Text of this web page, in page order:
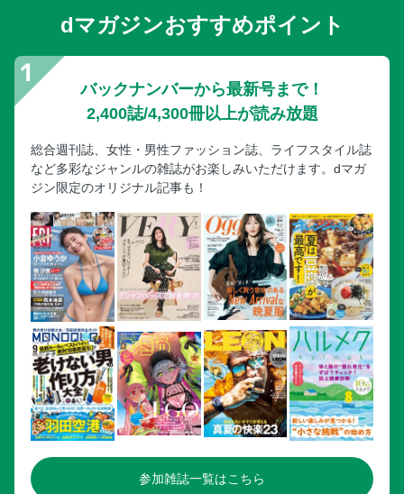
dマガジンおすすめポイント
バックナンバーから最新号まで！
2,400誌/4,300冊以上が読み放題
総合週刊誌、女性・男性ファッション誌、ライフスタイル誌
など多彩なジャンルの雑誌がお楽しみいただけます。dマガ
ジン限定のオリジナル記事も！
参加雑誌一覧はこちら